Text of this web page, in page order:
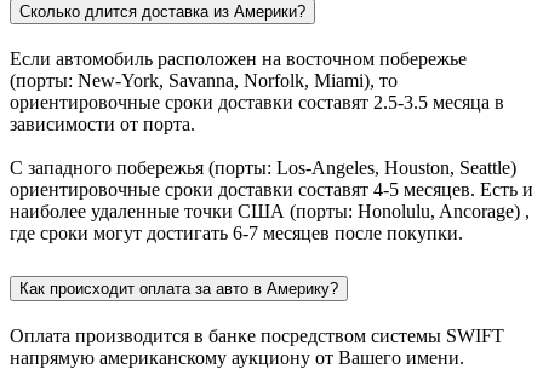
Сколько длится доставка из Америки?
Если автомобиль расположен на восточном побережье
(порты: New-York, Savanna, Norfolk, Miami), то
ориентировочные сроки доставки составят 2.5-3.5 месяца в
зависимости от порта.
С западного побережья (порты: Los-Angeles, Houston, Seattle)
ориентировочные сроки доставки составят 4-5 месяцев. Есть и
наиболее удаленные точки США (порты: Honolulu, Ancorage) ,
где сроки могут достигать 6-7 месяцев после покупки.
Как происходит оплата за авто в Америку?
Оплата производится в банке посредством системы SWIFT
напрямую американскому аукциону от Вашего имени.